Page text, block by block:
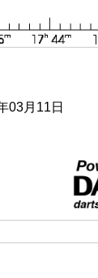
03月11日